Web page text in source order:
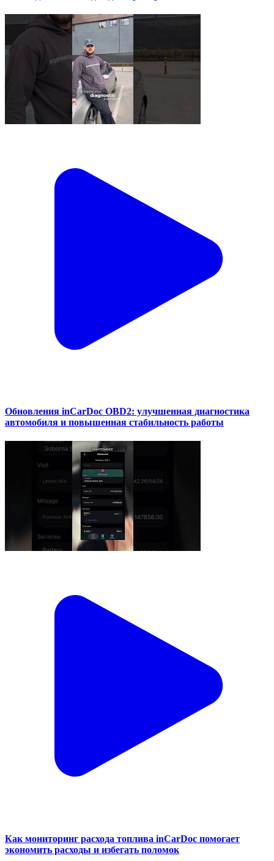
Обновления inCarDoc OBD2: улучшенная диагностика
автомобиля и повышенная стабильность работы
Как мониторинг расхода топлива inCarDoc помогает
экономить расходы и избегать поломок